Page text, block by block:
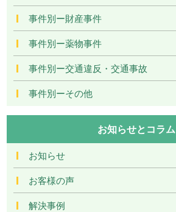
事件別ー財産事件
事件別ー薬物事件
事件別ー交通違反・交通事故
事件別ーその他
お知らせとコラム
お知らせ
お客様の声
解決事例